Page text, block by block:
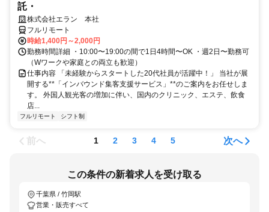
託・
株式会社エラン 本社
フルリモート
時給1,400円～2,000円
勤務時間詳細 ・10:00〜19:00の間で1日4時間〜OK ・週2日〜勤務可
（Wワークや家庭との両立も歓迎）
仕事内容 「未経験からスタートした20代社員が活躍中！」 当社が展
開する**「インバウンド集客支援サービス」**のご案内をお任せしま
す。 外国人観光客の増加に伴い、国内のクリニック、エステ、飲食
店...
フルリモート シフト制
前へ 1 2 3 4 5 次へ
この条件の新着求人を受け取る
千葉県 / 竹岡駅
営業・販売すべて